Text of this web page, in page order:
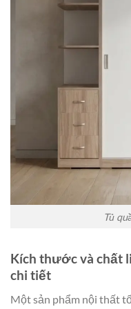
Tủ
Kích thước và chất
chi tiết
Một sản phẩm nội thất